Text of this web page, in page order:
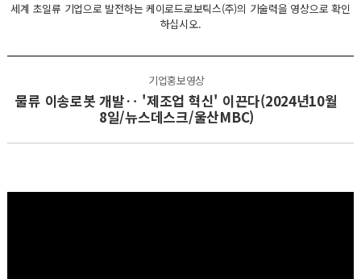
세계 초일류 기업으로 발전하는 케이로드로보틱스(주)의 기술력을 영상으로 확인
하십시오.
기업홍보영상
물류 이송로봇 개발‥ '제조업 혁신' 이끈다(2024년10월
8일/뉴스데스크/울산MBC)